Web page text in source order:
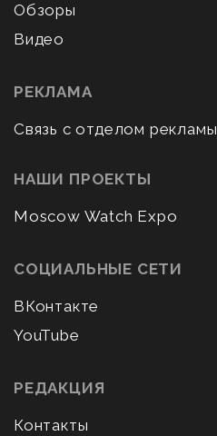
Обзоры
Видео
РЕКЛАМА
Связь с отделом рекламы
НАШИ ПРОЕКТЫ
Moscow Watch Expo
СОЦИАЛЬНЫЕ СЕТИ
ВКонтакте
YouTube
РЕДАКЦИЯ
Контакты